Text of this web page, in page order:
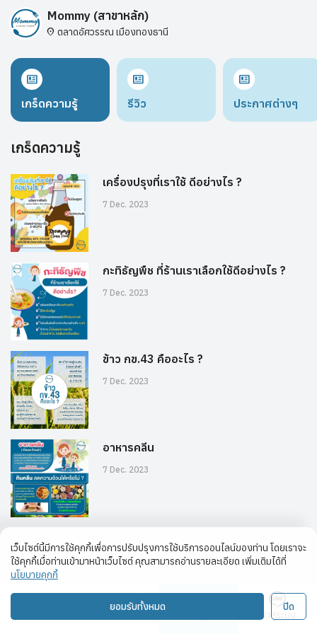
Mommy (สาขาหลัก)
location_on ตลาดอัศวรรณ​ เมือง​ทอง​ธานี
home import_contacts newsmode
เข้าสู่ระบบ
เว็บไซต์นี้มีการใช้คุกกี้เพื่อการปรับปรุงการใช้บริการออนไลน์ของท่าน โดยเราจะ
ใช้คุกกี้เมื่อท่านเข้ามาหน้าเว็บไซต์ คุณสามารถอ่านรายละเอียด เพิ่มเติมได้ที่
นโยบายคุกกี้
ยอมรับทั้งหมด ปิด
newsmode
เกร็ดความรู้
newsmode
รีวิว
newsmode
ประกาศต่างๆ
เกร็ดความรู้
เครื่องปรุงที่เราใช้ ดีอย่างไร ?
7 Dec. 2023
กะทิธัญพืช ที่ร้านเราเลือกใช้ดีอย่างไร ?
7 Dec. 2023
ข้าว กข.43 คืออะไร ?
7 Dec. 2023
อาหารคลีน
7 Dec. 2023